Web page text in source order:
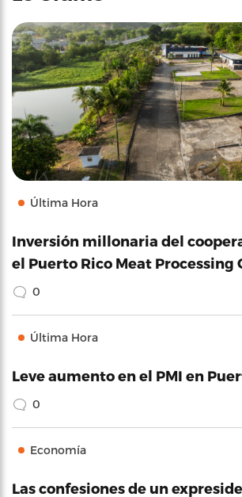
Última Hora
Inversión millonaria del
el Puerto Rico Meat Processing
0
Última Hora
Leve aumento en el PMI en
0
Economía
Las confesiones de un